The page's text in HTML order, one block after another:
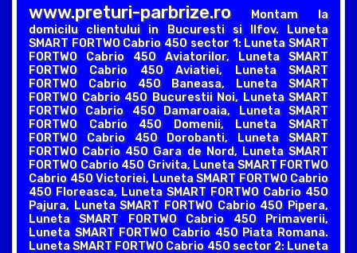
www.preturi-parbrize.roMontam la
domicilu clientului in Bucuresti si Ilfov. Luneta
SMART FORTWO Cabrio 450 sector 1: Luneta SMART
FORTWO Cabrio 450 Aviatorilor, Luneta SMART
FORTWO Cabrio 450 Aviatiei, Luneta SMART
FORTWO Cabrio 450 Baneasa, Luneta SMART
FORTWO Cabrio 450 Bucurestii Noi, Luneta SMART
FORTWO Cabrio 450 Damaroaia, Luneta SMART
FORTWO Cabrio 450 Domenii, Luneta SMART
FORTWO Cabrio 450 Dorobanti, Luneta SMART
FORTWO Cabrio 450 Gara de Nord, Luneta SMART
FORTWO Cabrio 450 Grivita, Luneta SMART FORTWO
Cabrio 450 Victoriei, Luneta SMART FORTWO Cabrio
450 Floreasca, Luneta SMART FORTWO Cabrio 450
Pajura, Luneta SMART FORTWO Cabrio 450 Pipera,
Luneta SMART FORTWO Cabrio 450 Primaverii,
Luneta SMART FORTWO Cabrio 450 Piata Romana.
Luneta SMART FORTWO Cabrio 450 sector 2: Luneta